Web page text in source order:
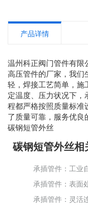
产品详情
温州科正阀门管件有限
高压管件的厂家，我们
轻，焊接工艺简单，施
定温度、压力状况下，
程都严格按照质量标准
了质量可靠，服务优良
碳钢短管外丝
碳钢短管外丝相
承插管件：表面
承插管件：灵活